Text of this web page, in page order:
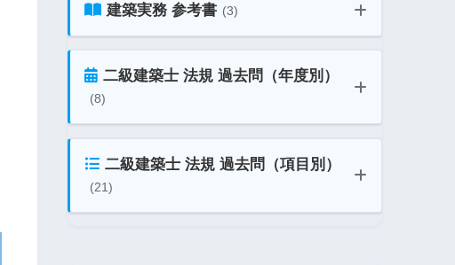
建設業経理士1級 教材ガイド
建築実務 参考書 (3)
建築士 実務で使う法規 参考書32選
AutoCAD おすすめ参考書まとめ
二級建築士 法規 過去問（年度別）
(8)
二級建築士 法規 令和5年 過去問
二級建築士 法規 過去問（項目別）
(21)